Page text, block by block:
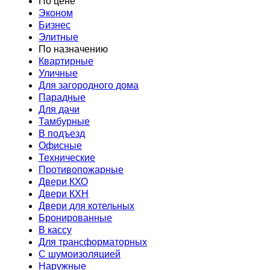
Эконом
Бизнес
Элитные
По назначению
Квартирные
Уличные
Для загородного дома
Парадные
Для дачи
Тамбурные
В подъезд
Офисные
Технические
Противопожарные
Двери КХО
Двери КХН
Двери для котельных
Бронированные
В кассу
Для трансформаторных
С шумоизоляцией
Наружные